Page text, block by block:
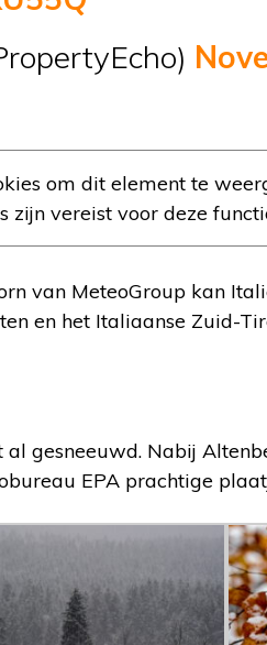
om dit element te
zijn vereist voor deze
van MeteoGroup kan
en het Italiaanse Zuid-
gesneeuwd. Nabij
EPA prachtige